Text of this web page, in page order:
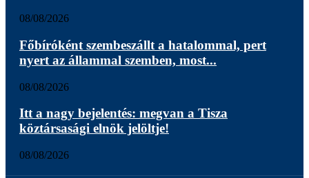
08/08/2026
Főbíróként szembeszállt a hatalommal, pert
nyert az állammal szemben, most...
08/08/2026
Itt a nagy bejelentés: megvan a Tisza
köztársasági elnök jelöltje!
08/08/2026